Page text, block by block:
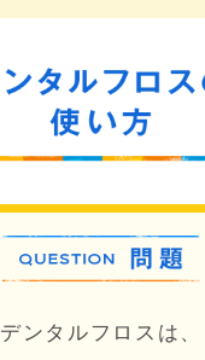
デンタルフロスは、